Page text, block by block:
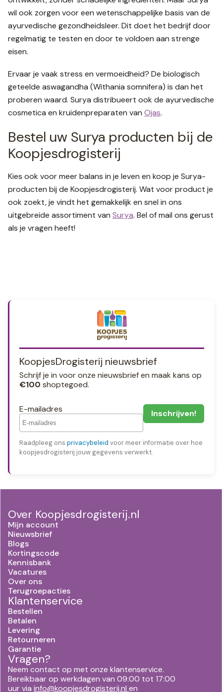
wil ook zorgen voor een wetenschappelijke basis van de
ayurvedische gezondheidsleer. Dit doet het bedrijf door
regelmatig te testen en door te voldoen aan strenge
eisen.
Ervaar je vaak stress en vermoeidheid? De biologisch
geteelde aswagandha (Withania somnifera) is dan het
proberen waard. Surya distribueert ook de ayurvedische
cosmetica en kruidenpreparaten van Ojas.
Bestel uw Surya producten bij de
Koopjesdrogisterij
Kies ook voor meer balans in je leven en koop je Surya-
producten bij de Koopjesdrogisterij. Wat voor product je
ook zoekt, je vindt het gemakkelijk en snel in ons
uitgebreide assortiment van Surya. Bel of mail ons gerust
als je vragen heeft!
KoopjesDrogisterij nieuwsbrief
Schrijf je in voor onze nieuwsbrief en maak kans op
€100 shoptegoed.
E-mailadres
Raadpleeg ons privacybeleid voor meer informatie over hoe
koopjesdrogisterij jouw gegevens verwerkt.
Over Koopjesdrogisterij.nl
Mijn account
Nieuwsbrief
Blogs
Kortingscode
Kennisbank
Vacatures
Over ons
Terugroepacties
Klantenservice
Bestellen
Betalen
Levering
Retourneren
Garantie
Vragen?
Neem contact op met onze klantenservice.
Bereikbaar op werkdagen van 09:00 tot 17:00
uur via info@koopjesdrogisterij.nl en